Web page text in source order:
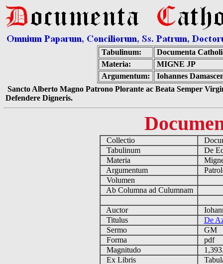
Tabulinum:
Documenta
Materia:
MIGNE JP
Argumentum:
Iohannes
Sancto Alberto Magno Patrono Plorante ac Beata Semper
Defendere Digneris.
Collectio
Tabulinum
De
Materia
Argumentum
Volumen
Ab Columna ad Culumnam
Auctor
Titulus
De
Sermo
GM
Forma
pdf
Magnitudo
Ex Libris